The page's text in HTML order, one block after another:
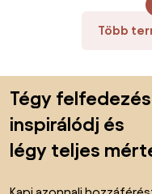
Több
Tégy
inspirálódj és
légy teljes